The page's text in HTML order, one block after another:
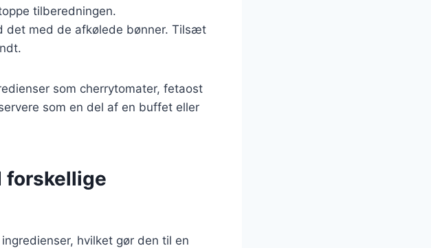
tilberedningen.
det med de afkølede bønner. Tilsæt
som cherrytomater, fetaost
som en del af en buffet eller
forskellige
hvilket gør den til en